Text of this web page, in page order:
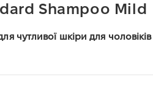
Shampoo Mild
чутливої шкіри для чоловіків